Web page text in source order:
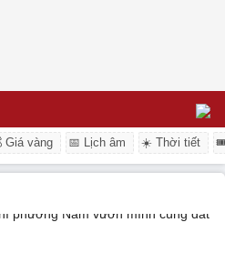
Giá vàng 📅 Lịch âm ☀️ Thời tiết